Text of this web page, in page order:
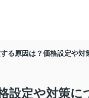
る原因は？価格設定や対
設定や対策に